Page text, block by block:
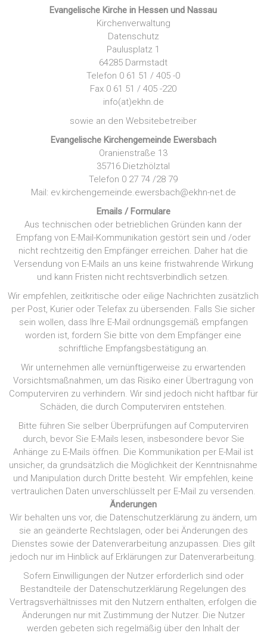
Evangelische Kirche in Hessen und Nassau
Kirchenverwaltung
Datenschutz
Paulusplatz 1
64285 Darmstadt
Telefon 0 61 51 / 405 -0
Fax 0 61 51 / 405 -220
info(at)ekhn.de
sowie an den Websitebetreiber
Evangelische Kirchengemeinde Ewersbach
Oranienstraße 13
35716 Dietzhölztal
Telefon 0 27 74 /28 79
Mail: ev.kirchengemeinde.ewersbach@ekhn-net.de
Emails / Formulare
Aus technischen oder betrieblichen Gründen kann der
Empfang von E-Mail-Kommunikation gestört sein und /oder
nicht rechtzeitig den Empfänger erreichen. Daher hat die
Versendung von E-Mails an uns keine fristwahrende Wirkung
und kann Fristen nicht rechtsverbindlich setzen.
Wir empfehlen, zeitkritische oder eilige Nachrichten zusätzlich
per Post, Kurier oder Telefax zu übersenden. Falls Sie sicher
sein wollen, dass Ihre E-Mail ordnungsgemäß empfangen
worden ist, fordern Sie bitte von dem Empfänger eine
schriftliche Empfangsbestätigung an.
Wir unternehmen alle vernünftigerweise zu erwartenden
Vorsichtsmaßnahmen, um das Risiko einer Übertragung von
Computerviren zu verhindern. Wir sind jedoch nicht haftbar für
Schäden, die durch Computerviren entstehen.
Bitte führen Sie selber Überprüfungen auf Computerviren
durch, bevor Sie E-Mails lesen, insbesondere bevor Sie
Anhänge zu E-Mails öffnen. Die Kommunikation per E-Mail ist
unsicher, da grundsätzlich die Möglichkeit der Kenntnisnahme
und Manipulation durch Dritte besteht. Wir empfehlen, keine
vertraulichen Daten unverschlüsselt per E-Mail zu versenden.
Änderungen
Wir behalten uns vor, die Datenschutzerklärung zu ändern, um
sie an geänderte Rechtslagen, oder bei Änderungen des
Dienstes sowie der Datenverarbeitung anzupassen. Dies gilt
jedoch nur im Hinblick auf Erklärungen zur Datenverarbeitung.
Sofern Einwilligungen der Nutzer erforderlich sind oder
Bestandteile der Datenschutzerklärung Regelungen des
Vertragsverhältnisses mit den Nutzern enthalten, erfolgen die
Änderungen nur mit Zustimmung der Nutzer. Die Nutzer
werden gebeten sich regelmäßig über den Inhalt der